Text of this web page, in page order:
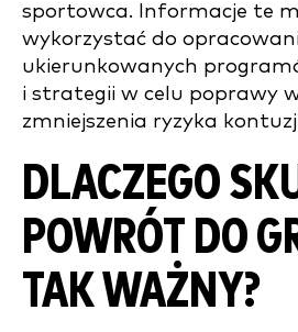
sportowca. Informacje te
wykorzystać do
ukierunkowanych
i strategii w celu poprawy
zmniejszenia ryzyka
DLACZEGO
POWRÓT DO
TAK WAŻNY?